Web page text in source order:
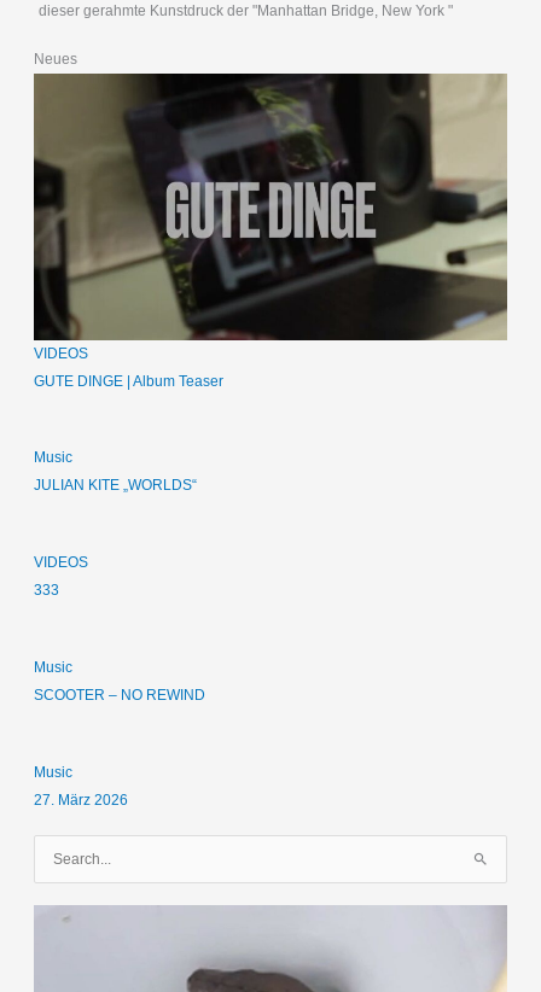
dieser gerahmte Kunstdruck der "Manhattan Bridge, New York "
Neues
VIDEOS
GUTE DINGE | Album Teaser
Music
JULIAN KITE „WORLDS“
VIDEOS
333
Music
SCOOTER – NO REWIND
Music
27. März 2026
c